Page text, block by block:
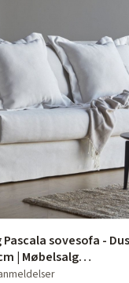
sovesofa -
| Møbelsalg…